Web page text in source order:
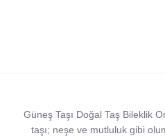
Güneş Taşı Doğal Taş Bileklik
taşı; neşe ve mutluluk gibi